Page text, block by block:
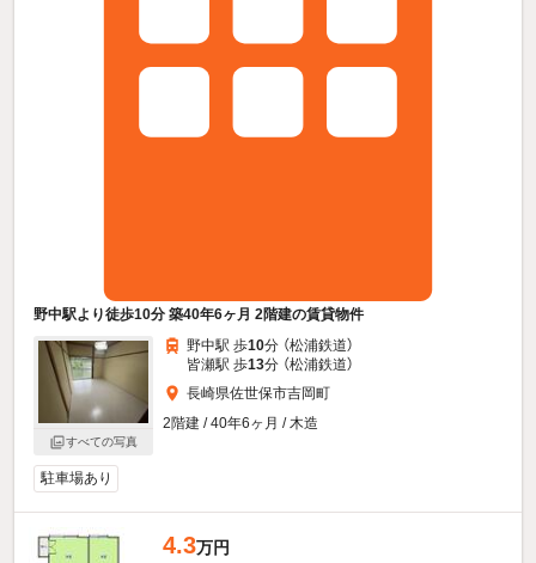
野中駅より徒歩10分 築40年6ヶ月 2階建の賃貸物件
すべての写真
野中駅 歩10分 （松浦鉄道）
皆瀬駅 歩13分 （松浦鉄道）
長崎県佐世保市吉岡町
2階建 / 40年6ヶ月 / 木造
駐車場あり
4.3万円